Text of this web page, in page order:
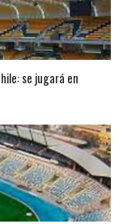
se jugará en